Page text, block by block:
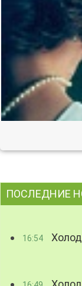
ПОСЛЕДНИЕ
16:54